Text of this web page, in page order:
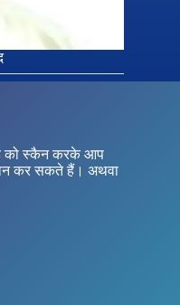
को स्कैन करके आप
कर सकते हैं। अथवा